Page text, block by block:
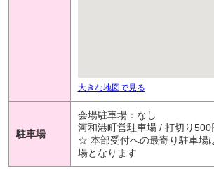
大きな地図で見る
駐車場
会場駐車場：なし
河和港町営駐車場 / 打切り500
☆ 本部受付への最寄り駐車場
場となります